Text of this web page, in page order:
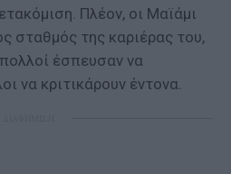
Πλέον, οι Μαϊάμι
σταθμός της καριέρας του,
έσπευσαν να
να κριτικάρουν έντονα.